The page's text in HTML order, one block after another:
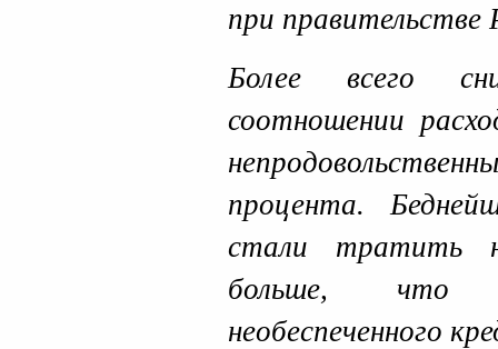
при
Более всего
соотношении
процента.
стали тратить
больше, что
необеспеченного